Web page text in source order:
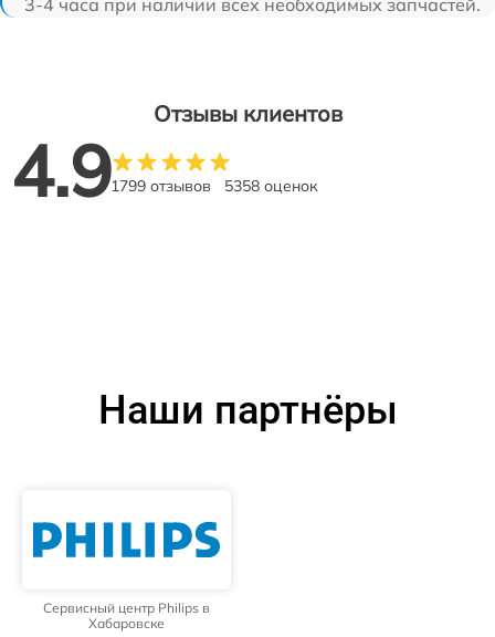
Отзывы клиентов
4.91799 отзывов 5358 оценок
Наши партнёры
Сервисный центр Philips в
Хабаровске